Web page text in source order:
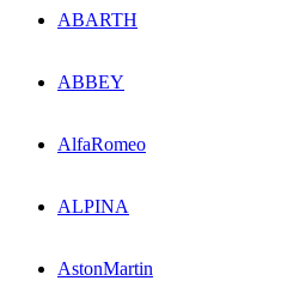
ABARTH
ABBEY
AlfaRomeo
ALPINA
AstonMartin